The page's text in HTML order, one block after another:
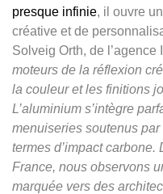
presque infinie, il ouvre
créative et de
Solveig Orth, de l’agence
moteurs de la réflexion
la couleur et les finitions
L’aluminium s’intègre
menuiseries soutenus
termes d’impact
France, nous observons
marquée vers des